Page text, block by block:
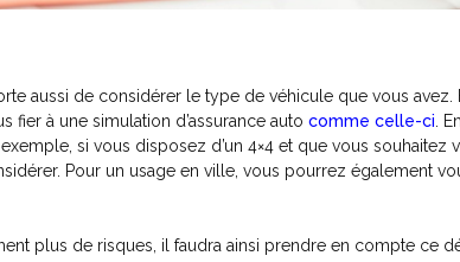
aussi de considérer le type de véhicule que vous avez.
fier à une simulation d’assurance autocomme celle-ci .
exemple, si vous disposez d’un 4×4 et que vous souhaitez
Pour un usage en ville, vous pourrez également
plus de risques, il faudra ainsi prendre en compte ce